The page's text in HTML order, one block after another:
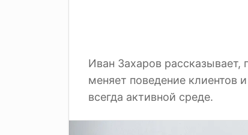
Иван Захаров
меняет поведение клиентов
всегда активной среде.